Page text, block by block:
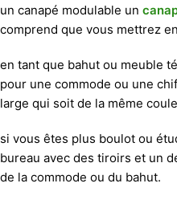
un canapé modulable un
comprend que vous mettrez
en tant que bahut ou meuble
pour une commode ou une
large qui soit de la même
si vous êtes plus boulot ou
bureau avec des tiroirs et un
de la commode ou du bahut.